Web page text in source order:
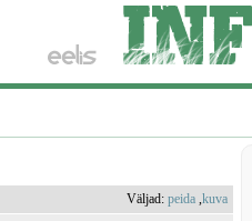
Väljad:peida ,kuva